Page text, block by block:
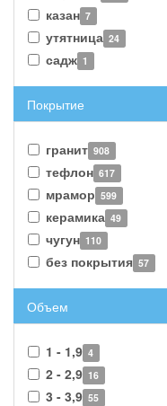
казан 7
утятница 24
садж 1
Покрытие
гранит 908
тефлон 617
мрамор 599
керамика 49
чугун 110
без покрытия 57
Объем
1 - 1,9 4
2 - 2,9 16
3 - 3,9 55